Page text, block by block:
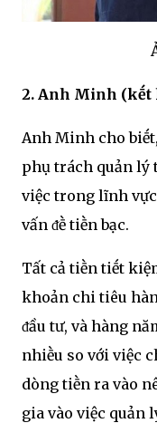
2. Anh Minh (kḗt
Anh Minh cho
phụ trách quản lý
việc trong lĩnh
vấn ᵭḕ tiḕn bạc.
Tất cả tiḕn tiḗt
khoản chi tiêu
ᵭầu tư, và hàng
nhiḕu so với việc
dòng tiḕn ra vào
gia vào việc quản